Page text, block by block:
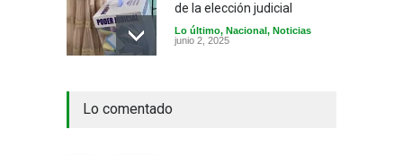
de la elección judicial
Lo último, Nacional, Noticias
junio 2, 2025
Lo comentado